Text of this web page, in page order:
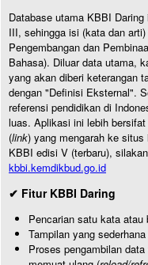
Database utama KBBI
III, sehingga isi (kata dan
Pengembangan dan
Bahasa). Diluar data utama,
yang akan diberi keterangan
dengan "Definisi Eksternal".
referensi pendidikan di
luas. Aplikasi ini lebih
(link) yang mengarah ke
KBBI edisi V (terbaru),
kbbi.kemdikbud.go.id
✔ Fitur KBBI Daring
Pencarian satu kata
Tampilan yang
Proses pengambilan